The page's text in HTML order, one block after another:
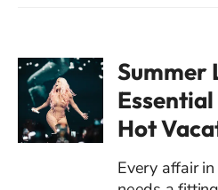
Summer
Hot
Every affair